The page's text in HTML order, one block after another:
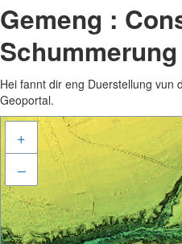
Gemeng :
Hei fannt dir eng Duerstellung vun
Geoportal.
+
–